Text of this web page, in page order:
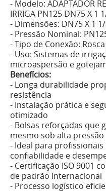
- Modelo: ADAPTADOR
IRRIGA PN125 DN75 X 1
- Dimensões: DN75 X 1
- Pressão Nominal:
- Tipo de Conexão:
- Uso: Sistemas de
microaspersão e
Benefícios:
- Longa durabilidade
resistência
- Instalação prática e
otimizado
- Bolsas reforçadas que
mesmo sob alta pressão
- Ideal para
confiabilidade e
- Certificação ISO 9001
de padrão internacional
- Processo logístico